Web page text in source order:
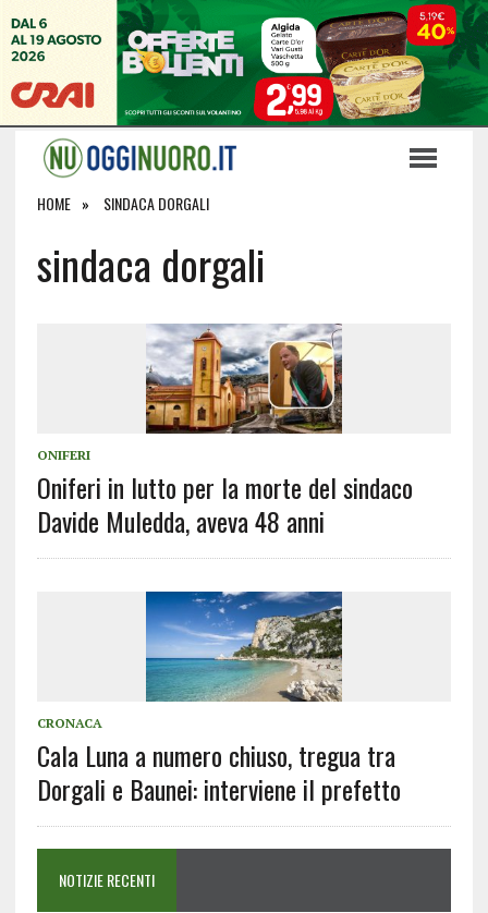
HOME SINDACA DORGALI
sindaca dorgali
ONIFERI
Oniferi in lutto per la morte del sindaco
Davide Muledda, aveva 48 anni
CRONACA
Cala Luna a numero chiuso, tregua tra
Dorgali e Baunei: interviene il prefetto
NOTIZIE RECENTI